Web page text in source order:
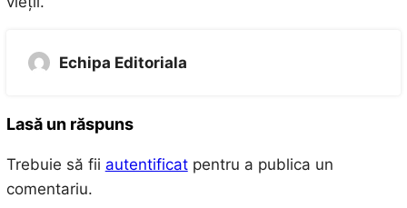
Echipa Editoriala
Lasă un răspuns
Trebuie să fii autentificatpentru a publica un
comentariu.